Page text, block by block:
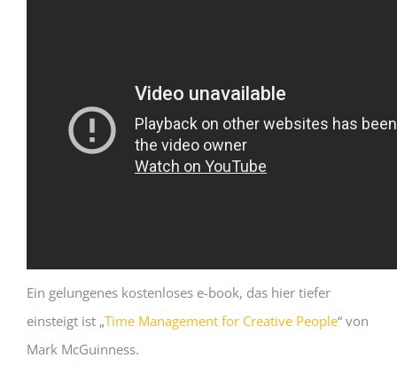
Ein gelungenes kostenloses e-book, das hier tiefer
einsteigt ist „Time Management for Creative People“ von
Mark McGuinness.